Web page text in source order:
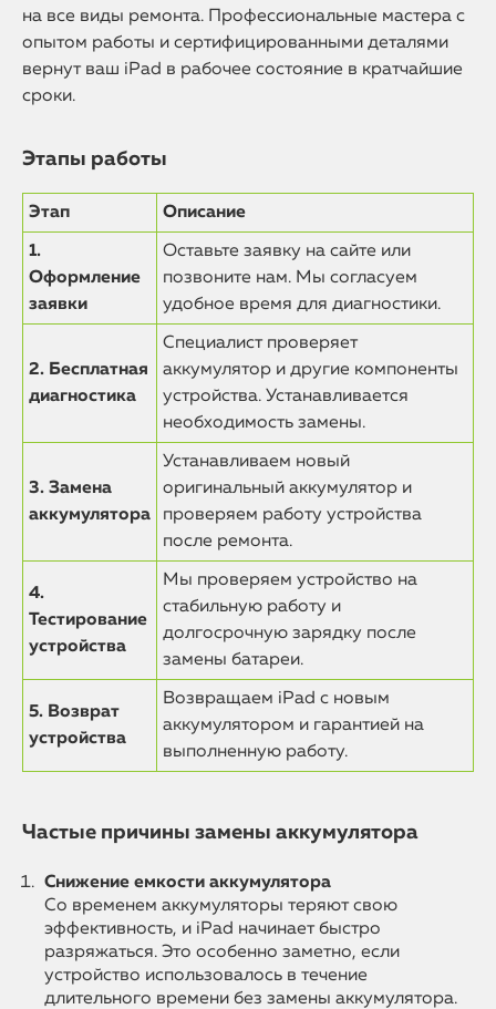
на все виды ремонта. Профессиональные мастера с
опытом работы и сертифицированными деталями
вернут ваш iPad в рабочее состояние в кратчайшие
сроки.
Этапы работы
Этап Описание
1.
Оформление
заявки
Оставьте заявку на сайте или
позвоните нам. Мы согласуем
удобное время для диагностики.
2. Бесплатная
диагностика
Специалист проверяет
аккумулятор и другие компоненты
устройства. Устанавливается
необходимость замены.
3. Замена
аккумулятора
Устанавливаем новый
оригинальный аккумулятор и
проверяем работу устройства
после ремонта.
4.
Тестирование
устройства
Мы проверяем устройство на
стабильную работу и
долгосрочную зарядку после
замены батареи.
5. Возврат
устройства
Возвращаем iPad с новым
аккумулятором и гарантией на
выполненную работу.
Частые причины замены аккумулятора
Снижение емкости аккумулятора
Со временем аккумуляторы теряют свою
эффективность, и iPad начинает быстро
разряжаться. Это особенно заметно, если
устройство использовалось в течение
длительного времени без замены аккумулятора.